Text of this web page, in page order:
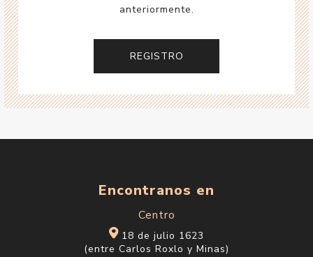
anteriormente.
Encontranos en
Centro
18 de julio 1623
(entre Carlos Roxlo y Minas)